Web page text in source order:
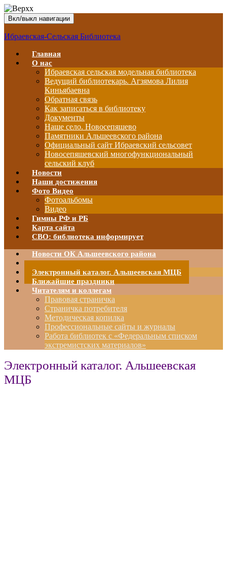
Вкл/выкл навигации
Ибраевская-Сельская Библиотека
Главная
О нас
Ибраевская сельская модельная библиотека
Ведущий библиотекарь. Агзямова Лилия
Киньябаевна
Обратная связь
Как записаться в библиотеку
Документы
Наше село. Новосепяшево
Памятники Альшеевского района
Официальный сайт Ибраевский сельсовет
Новосепяшевский многофункциональный
сельский клуб
Новости
Наши достижения
Фото Видео
Фотоальбомы
Видео
Гимны РФ и РБ
Карта сайта
СВО: библиотека информирует
Новости ОК Альшеевского района
О МБУК «Альшеевская МЦБ»
Электронный каталог. Альшеевская МЦБ
Ближайшие праздники
Читателям и коллегам
Правовая страничка
Страничка потребителя
Методическая копилка
Профессиональные сайты и журналы
Работа библиотек с «Федеральным списком
экстремистских материалов»
Электронный каталог. Альшеевская
МЦБ